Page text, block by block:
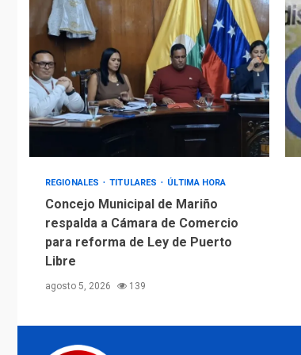
REGIONALES TITULARES ÚLTIMA HORA
Concejo Municipal de Mariño
respalda a Cámara de Comercio
para reforma de Ley de Puerto
Libre
agosto 5, 2026 139